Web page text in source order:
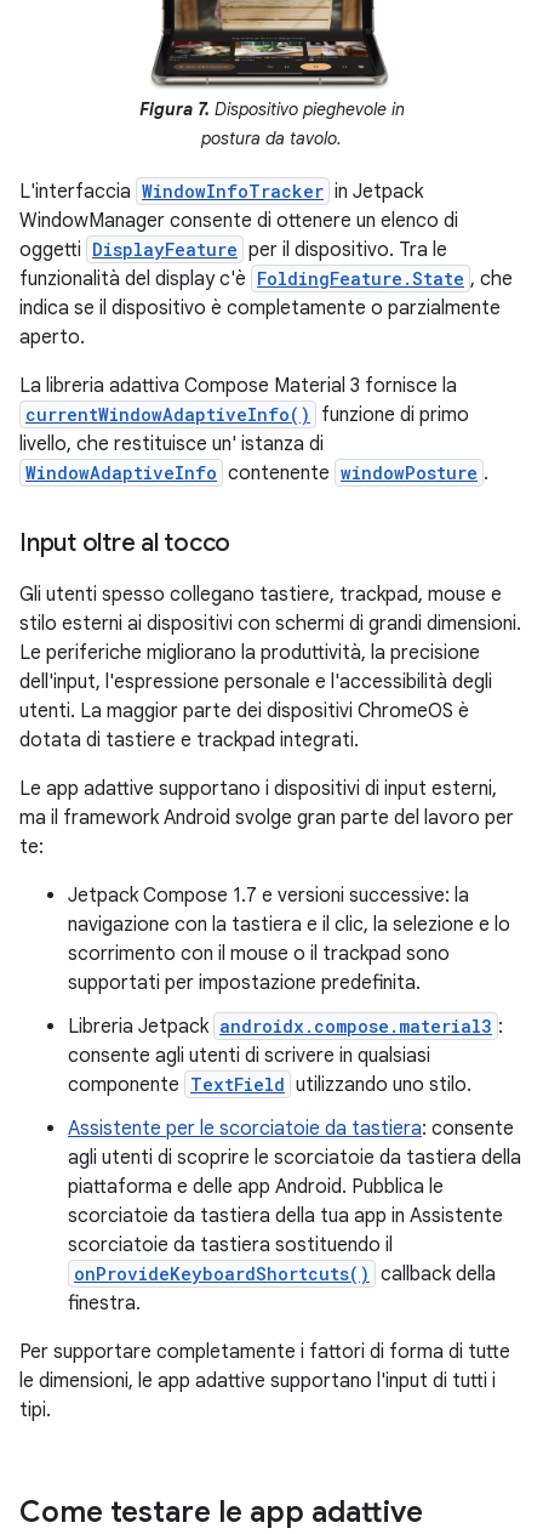
Figura 7. Dispositivo pieghevole in
postura da tavolo.
L'interfaccia WindowInfoTracker in Jetpack
WindowManager consente di ottenere un elenco di
oggetti DisplayFeature per il dispositivo. Tra le
funzionalità del display c'è FoldingFeature.State , che
indica se il dispositivo è completamente o parzialmente
aperto.
La libreria adattiva Compose Material 3 fornisce la
currentWindowAdaptiveInfo()
funzione di primo
livello, che restituisce un' istanza di
WindowAdaptiveInfo contenente windowPosture .
Input oltre al tocco
Gli utenti spesso collegano tastiere, trackpad, mouse e
stilo esterni ai dispositivi con schermi di grandi dimensioni.
Le periferiche migliorano la produttività, la precisione
dell'input, l'espressione personale e l'accessibilità degli
utenti. La maggior parte dei dispositivi ChromeOS è
dotata di tastiere e trackpad integrati.
Le app adattive supportano i dispositivi di input esterni,
ma il framework Android svolge gran parte del lavoro per
te:
Jetpack Compose 1.7 e versioni successive: la
navigazione con la tastiera e il clic, la selezione e lo
scorrimento con il mouse o il trackpad sono
supportati per impostazione predefinita.
Libreria Jetpack androidx.compose.material3 :
consente agli utenti di scrivere in qualsiasi
componente TextField utilizzando uno stilo.
Assistente per le scorciatoie da tastiera: consente
agli utenti di scoprire le scorciatoie da tastiera della
piattaforma e delle app Android. Pubblica le
scorciatoie da tastiera della tua app in Assistente
scorciatoie da tastiera sostituendo il
onProvideKeyboardShortcuts() callback della
finestra.
Per supportare completamente i fattori di forma di tutte
le dimensioni, le app adattive supportano l'input di tutti i
tipi.
Come testare le app adattive